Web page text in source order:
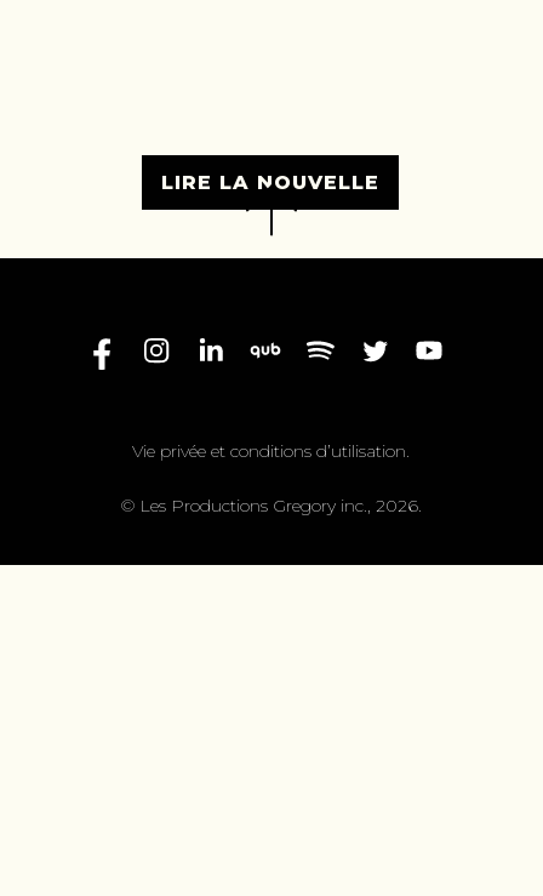
LIRE LA NOUVELLE
© Les Productions Gregory inc., 2026.
Vie privée et conditions d’utilisation.